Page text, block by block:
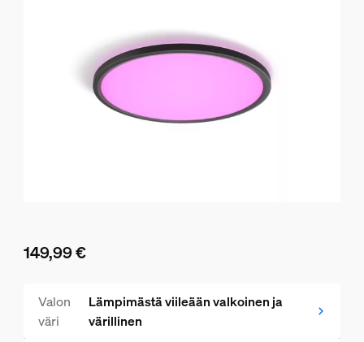
149,99 €
Valon
väri
Lämpimästä viileään valkoinen ja
värillinen